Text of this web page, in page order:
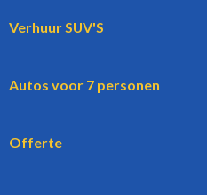
Verhuur SUV'S
Autos voor 7 personen
Offerte